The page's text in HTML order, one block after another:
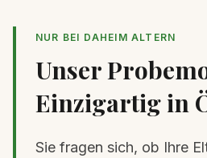
NUR BEI DAHEIM ALTERN
Unser
Einzigartig in
Sie fragen sich, ob Ihre